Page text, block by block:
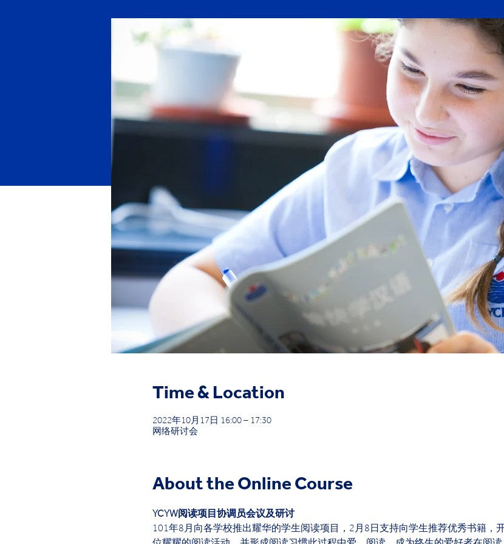
Time & Location
2022年10月17日 16:00 – 17:30
网络研讨会
About the Online Course
YCYW阅读项目协调员会议及研讨
101年8月向各学校推出耀华的学生阅读项目，2月8日支持向学生推荐优秀书籍，